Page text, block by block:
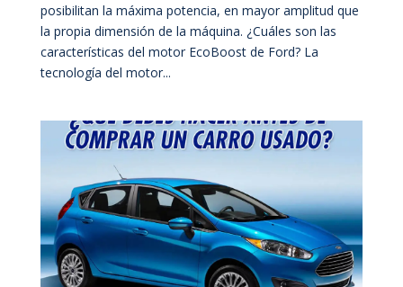
posibilitan la máxima potencia, en mayor amplitud que
la propia dimensión de la máquina. ¿Cuáles son las
características del motor EcoBoost de Ford? La
tecnología del motor...